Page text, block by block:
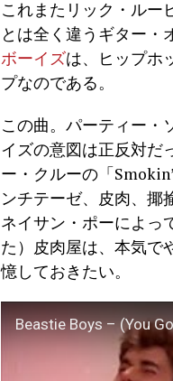
これまたリック・ルー
とは全く違うギター・
ボーイズは、ヒップホ
プなのである。
この曲。パーティー・
イズの意図は正反対だ
ー・クルーの「
ンチテーゼ、皮肉、
ネイサン・ポーによ
た）皮肉屋は、本気
憶しておきたい。
Beastie Boys – (You